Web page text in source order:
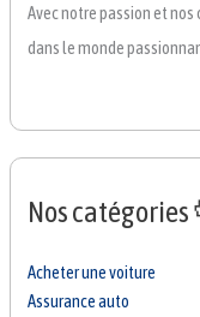
Avec notre passion et
dans le monde
Nos catégories
Acheter une voiture
Assurance auto